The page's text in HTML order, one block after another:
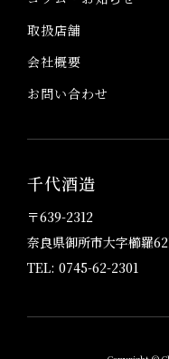
取扱店舗
会社概要
お問い合わせ
千代酒造
〒639-2312
奈良県御所市大字櫛羅
TEL: 0745-62-2301